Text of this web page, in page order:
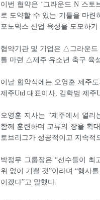
이번 협약은 ‘그라운드 N 스토
로 도약할 수 있는 기틀을 마련
포노믹스 산업 육성을 도모하
협약기관 및 기업은 △그라운드
틀 마련 △제주 유소년 축구 육
이날 협약식에는 오영훈 제주
제주Utd 대표이사, 김학범 제주
오영훈 지사는 “제주에서 열리
함께 훈련하며 교류의 장을 확
토브리그가 성공적이고 지속적
박정무 그룹장은 “선수들이
위 없이 기쁠 것”이라며 “행사
이겠다”고 말했다.